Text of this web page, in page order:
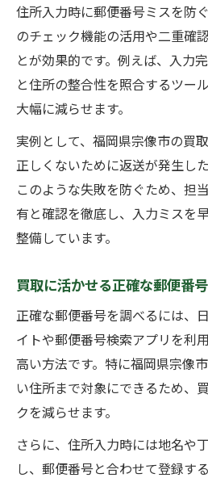
住所入力時に郵便番号ミスを防
のチェック機能の活用や二重確
とが効果的です。例えば、入力
と住所の整合性を照合するツー
大幅に減らせます。
実例として、福岡県宗像市の買
正しくないために返送が発生し
このような失敗を防ぐため、担
有と確認を徹底し、入力ミスを
整備しています。
買取に活かせる正確な郵便番
正確な郵便番号を調べるには、
イトや郵便番号検索アプリを利
高い方法です。特に福岡県宗像
い住所まで対象にできるため、
クを減らせます。
さらに、住所入力時には地名や
し、郵便番号と合わせて登録す